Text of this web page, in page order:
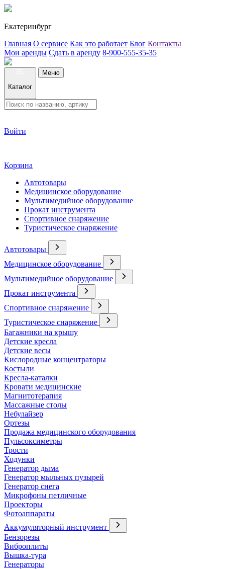
Екатеринбург
Главная О сервисе Как это работает Блог Контакты
Мои аренды Сдать в аренду 8-900-555-35-35
Каталог
Меню
Войти
Корзина
Автотовары
Медицинское оборудование
Мультимедийное оборудование
Прокат инструмента
Спортивное снаряжение
Туристическое снаряжение
Автотовары
Медицинское оборудование
Мультимедийное оборудование
Прокат инструмента
Спортивное снаряжение
Туристическое снаряжение
Багажники на крышу
Детские кресла
Детские весы
Кислородные концентраторы
Костыли
Кресла-каталки
Кровати медицинские
Магнитотерапия
Массажные столы
Небулайзер
Ортезы
Продажа медицинского оборудования
Пульсоксиметры
Трости
Ходунки
Генератор дыма
Генератор мыльных пузырей
Генератор снега
Микрофоны петличные
Проекторы
Фотоаппараты
Аккумуляторный инструмент
Бензорезы
Виброплиты
Вышка-тура
Генераторы